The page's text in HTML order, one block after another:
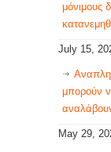
μόνιμους
July 15,
μπορούν
May 29,